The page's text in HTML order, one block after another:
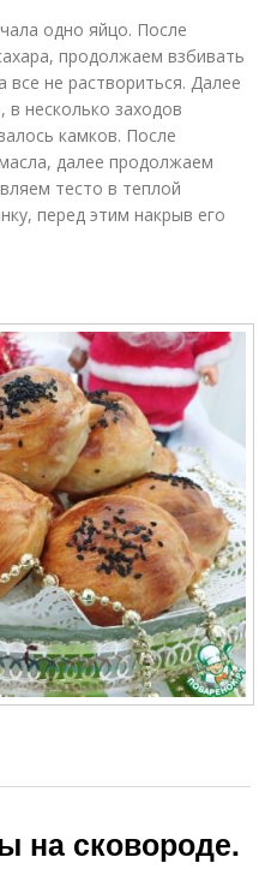
одно яйцо. После
продолжаем взбивать
не раствориться. Далее
несколько заходов
камков. После
далее продолжаем
тесто в теплой
перед этим накрыв его
на сковороде.